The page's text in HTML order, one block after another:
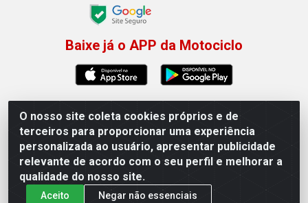
Permitir que a Motociclo envie notificações com
novidades e ofertas exclusivas.
×
O nosso site coleta cookies próprios e de
terceiros para proporcionar uma experiência
personalizada ao usuário, apresentar publicidade
relevante de acordo com o seu perfil e melhorar a
qualidade do nosso site.
Aceito Negar não essenciais
Baixe já o APP da Motociclo
Motociclo - Rua Francisco Sousa dos Santos, 731 -
Jardim Limoeiro, Serra/ES - CEP 29.164-153 - CNPJ
01.407.607/0001-53